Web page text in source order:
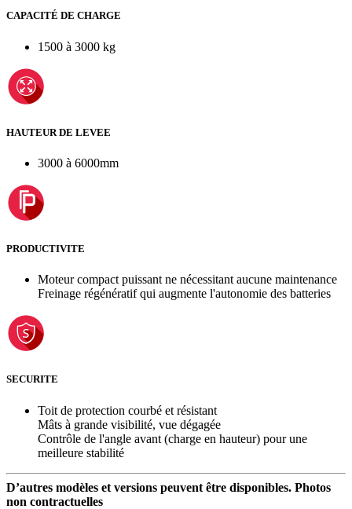
CAPACITÉ DE CHARGE
1500 à 3000 kg
HAUTEUR DE LEVEE
3000 à 6000mm
PRODUCTIVITE
Moteur compact puissant ne nécessitant aucune maintenance
Freinage régénératif qui augmente l'autonomie des batteries
SECURITE
Toit de protection courbé et résistant
Mâts à grande visibilité, vue dégagée
Contrôle de l'angle avant (charge en hauteur) pour une
meilleure stabilité
D’autres modèles et versions peuvent être disponibles. Photos
non contractuelles